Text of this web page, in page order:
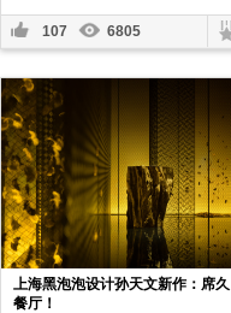
107 6805
上海黑泡泡设计孙天文新作：席久
餐厅！